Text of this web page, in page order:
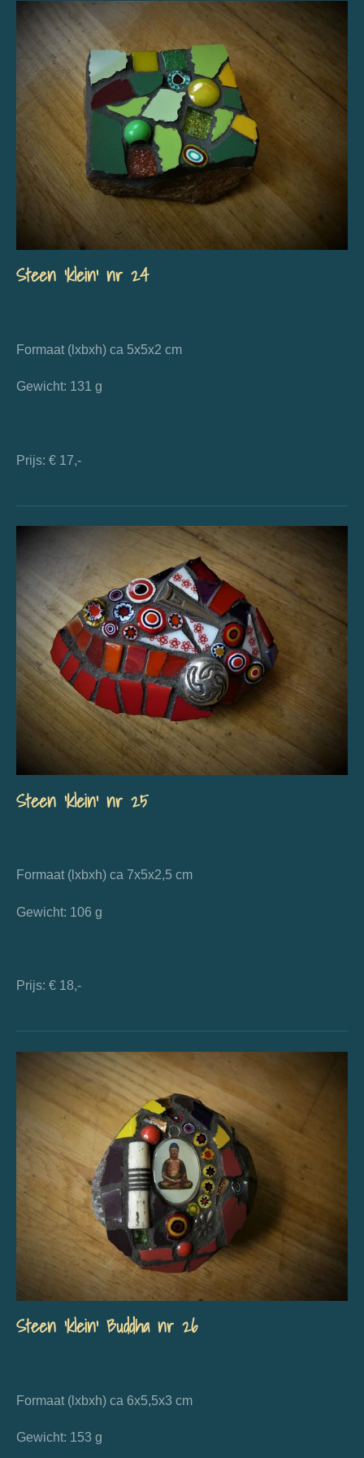
Steen 'klein' nr 24
Formaat (lxbxh) ca 5x5x2 cm
Gewicht: 131 g
Prijs: € 17,-
Steen 'klein' nr 25
Formaat (lxbxh) ca 7x5x2,5 cm
Gewicht: 106 g
Prijs: € 18,-
Steen 'klein' Buddha nr 26
Formaat (lxbxh) ca 6x5,5x3 cm
Gewicht: 153 g